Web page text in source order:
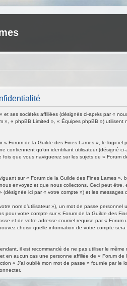
ses sociétés affiliées (désignés ci-après par «
« phpBB Limited », « Équipes phpBB ») utilisent
Forum de la Guilde des Fines Lames », le
contiennent qu’un identifiant utilisateur (désigné
que vous naviguerez sur les sujets de «
sur « Forum de la Guilde des Fines Lames
envoyez et que nous collectons. Ceci peut
ici par « votre compte ») et les
nom d’utilisateur »), un mot de passe
pour votre compte sur « Forum de la Guilde des
et de votre adresse courriel requise par «
choisir quelle information de votre compte
il est recommandé de ne pas utiliser le
en aucun cas une personne affiliée de « Forum
« J’ai oublié mon mot de passe » fournie par